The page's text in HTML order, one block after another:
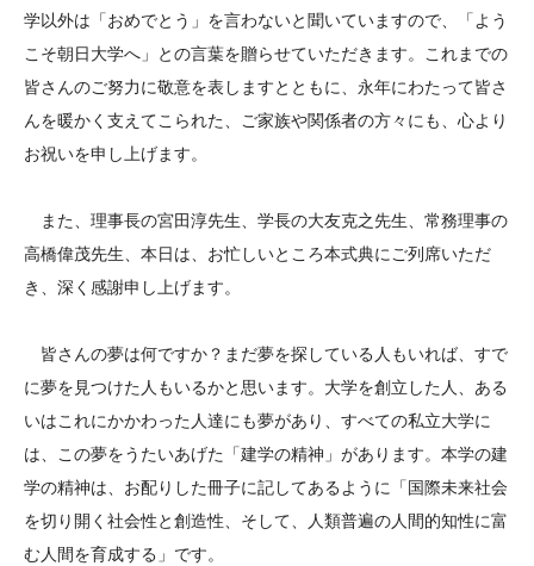
学以外は「おめでとう」を言わないと聞いていますので、「よう
こそ朝日大学へ」との言葉を贈らせていただきます。これまでの
皆さんのご努力に敬意を表しますとともに、永年にわたって皆さ
んを暖かく支えてこられた、ご家族や関係者の方々にも、心より
お祝いを申し上げます。
また、理事長の宮田淳先生、学長の大友克之先生、常務理事の
高橋偉茂先生、本日は、お忙しいところ本式典にご列席いただ
き、深く感謝申し上げます。
皆さんの夢は何ですか？まだ夢を探している人もいれば、すで
に夢を見つけた人もいるかと思います。大学を創立した人、ある
いはこれにかかわった人達にも夢があり、すべての私立大学に
は、この夢をうたいあげた「建学の精神」があります。本学の建
学の精神は、お配りした冊子に記してあるように「国際未来社会
を切り開く社会性と創造性、そして、人類普遍の人間的知性に富
む人間を育成する」です。